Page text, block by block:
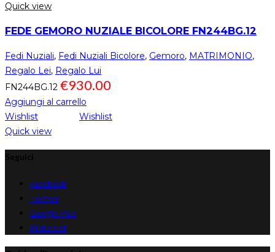
Quick view
FEDE GEMORO NUZIALE BICOLORE FN244BG.12
Fedi Nuziali, Fedi Nuziali Bicolore, Gemoro, MATRIMONIO,
Regalo Lei, Regalo Lui
FN244BG.12 €930.00
Aggiungi al carrello
Wishlist
Wishlist
Quick view
Facebook
Twitter
Google Plus
Pinterest